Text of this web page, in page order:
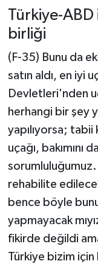
Türkiye-ABD
birliği
(F-35) Bunu da
satın aldı, en iyi
Devletleri'nden
herhangi bir şey
yapılıyorsa; tabii
uçağı, bakımını
sorumluluğumuz.
rehabilite
bence böyle
yapmayacak
fikirde değildi
Türkiye bizim